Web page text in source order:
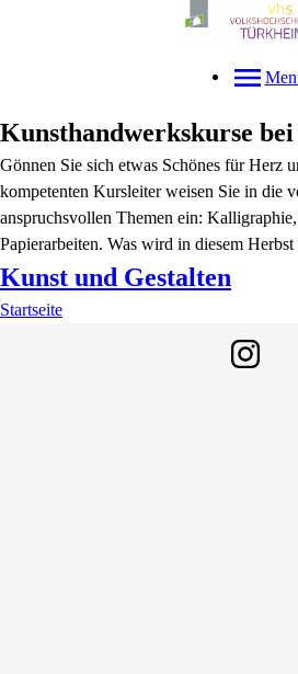
Kunsthandwerkskurse
Gönnen Sie sich etwas Schönes für Herz
kompetenten Kursleiter weisen Sie in die
anspruchsvollen Themen ein:
Papierarbeiten. Was wird in diesem
Kunst und Gestalten
Startseite